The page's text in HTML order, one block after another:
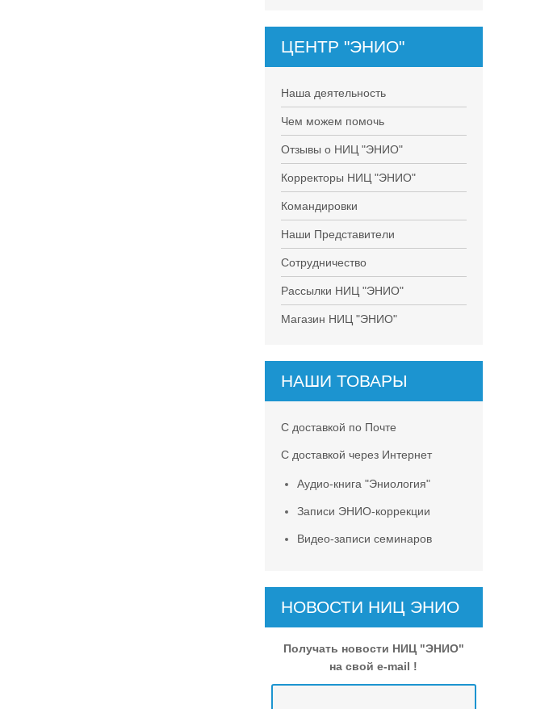
ЦЕНТР "ЭНИО"
Наша деятельность
Чем можем помочь
Отзывы о НИЦ "ЭНИО"
Корректоры НИЦ "ЭНИО"
Командировки
Наши Представители
Сотрудничество
Рассылки НИЦ "ЭНИО"
Магазин НИЦ "ЭНИО"
НАШИ ТОВАРЫ
С доставкой по Почте
С доставкой через Интернет
Аудио-книга "Эниология"
Записи ЭНИО-коррекции
Видео-записи семинаров
НОВОСТИ НИЦ ЭНИО
Получать новости НИЦ "ЭНИО"
на свой e-mail !